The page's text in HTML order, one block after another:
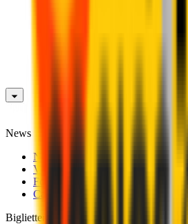
News
News
Video
Fotogallery
Calciomercato
Biglietteria